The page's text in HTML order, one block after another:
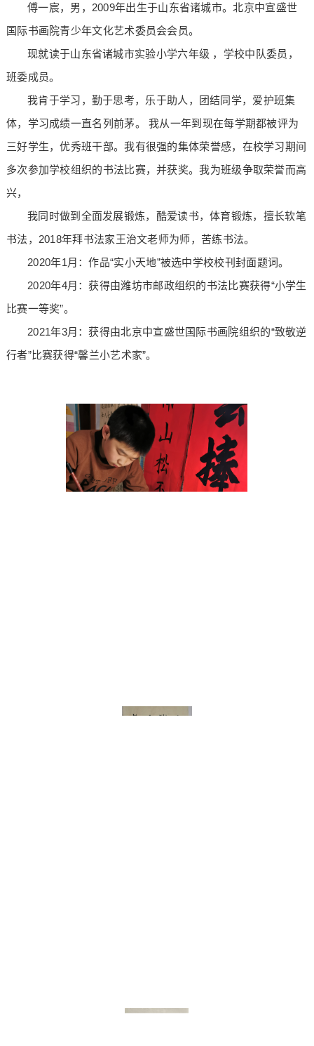
傅一宸，男，2009年出生于山东省诸城市。北京中宣盛世
国际书画院青少年文化艺术委员会会员。
现就读于山东省诸城市实验小学六年级 ，学校中队委员，
班委成员。
我肯于学习，勤于思考，乐于助人，团结同学，爱护班集
体，学习成绩一直名列前茅。 我从一年到现在每学期都被评为
三好学生，优秀班干部。我有很强的集体荣誉感，在校学习期间
多次参加学校组织的书法比赛，并获奖。我为班级争取荣誉而高
兴，
我同时做到全面发展锻炼，酷爱读书，体育锻炼，擅长软笔
书法，2018年拜书法家王治文老师为师，苦练书法。
2020年1月：作品“实小天地”被选中学校校刊封面题词。
2020年4月：获得由潍坊市邮政组织的书法比赛获得“小学生
比赛一等奖”。
2021年3月：获得由北京中宣盛世国际书画院组织的“致敬逆
行者”比赛获得“馨兰小艺术家”。